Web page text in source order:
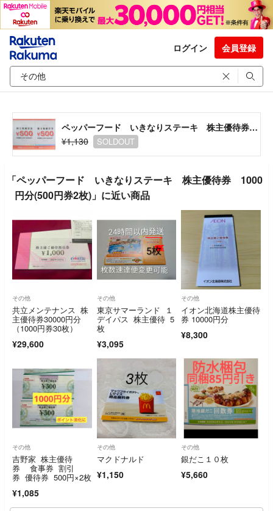
ログイン 会員登録
ペッパーフード いきなりステーキ 株主優待券 1000円分(500円券2枚)
¥1,130
SOLDOUT
「ペッパーフード いきなりステーキ 株主優待券 1000
円分(500円券2枚)」に近い商品
その他
共立メンテナンス 株
主優待券30000円分
（1000円券30枚）
¥29,600
その他
東京サマーランド １
デイパス 株主優待 5
枚
¥3,095
その他
イオン北海道株主優待
券 10000円分
¥8,300
その他
吉野家 株主優待
券 食事券 割引
券 優待券 500円×2枚
¥1,085
その他
マクドナルド
¥1,150
その他
銀だこ１０枚
¥5,660